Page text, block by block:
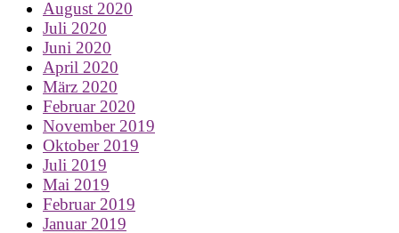
August 2020
Juli 2020
Juni 2020
April 2020
März 2020
Februar 2020
November 2019
Oktober 2019
Juli 2019
Mai 2019
Februar 2019
Januar 2019